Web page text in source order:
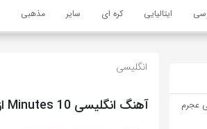
ایتالیایی کره ای سایر مذهبی
عجرم
انگلیسی
آهنگ انگلیسی 10 Minutes از INNA به همراه متن و ترجمه مجزا